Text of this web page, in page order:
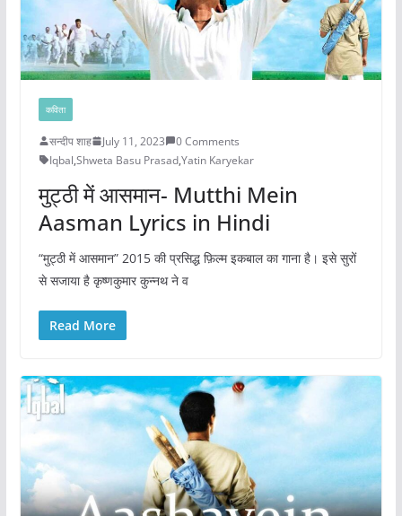
कविता
सन्दीप शाह July 11, 2023
0 Comments
Iqbal,Shweta Basu Prasad,Yatin Karyekar
मुट्ठी में आसमान- Mutthi Mein
Aasman Lyrics in Hindi
“मुट्ठी में आसमान” 2015 की प्रसिद्ध फ़िल्म इकबाल का गाना है। इसे सुरों
से सजाया है कृष्णकुमार कुन्नथ ने व
Read More